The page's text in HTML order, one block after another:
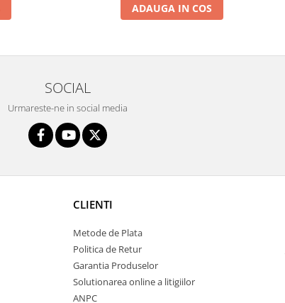
ADAUGA IN COS
SOCIAL
Urmareste-ne in social media
CLIENTI
Metode de Plata
Politica de Retur
Garantia Produselor
Solutionarea online a litigiilor
ANPC